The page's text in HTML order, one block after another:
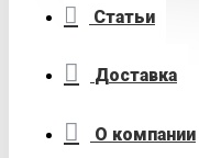
Статьи
Доставка
О компании